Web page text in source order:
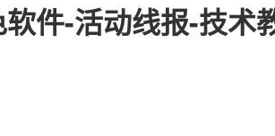
件-活动线报-技术